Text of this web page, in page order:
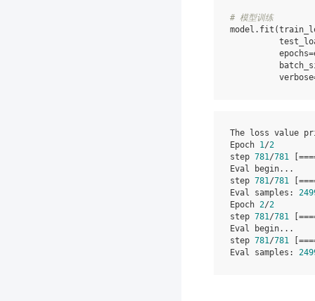
# 模型训练
model . fit (
epochs=
verbose
The loss value
Epoch 1/2
step 781/781
Eval
begin...
step 781/781
Eval
samples :
Epoch 2/2
step 781/781
Eval
begin...
step 781/781
Eval
samples :